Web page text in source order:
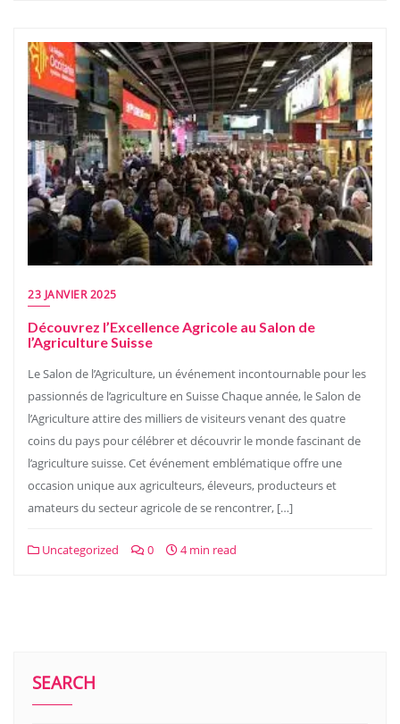
23 JANVIER 2025
Découvrez l’Excellence Agricole au Salon de
l’Agriculture Suisse
Le Salon de l’Agriculture, un événement incontournable pour les
passionnés de l’agriculture en Suisse Chaque année, le Salon de
l’Agriculture attire des milliers de visiteurs venant des quatre
coins du pays pour célébrer et découvrir le monde fascinant de
l’agriculture suisse. Cet événement emblématique offre une
occasion unique aux agriculteurs, éleveurs, producteurs et
amateurs du secteur agricole de se rencontrer, […]
Uncategorized 0 4 min read
SEARCH